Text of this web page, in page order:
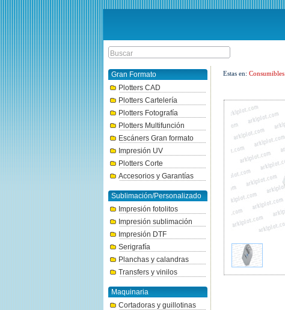
Gran Formato
Plotters CAD
Plotters Cartelería
Plotters Fotografía
Plotters Multifunción
Escáners Gran formato
Impresión UV
Plotters Corte
Accesorios y Garantías
Sublimación/Personalizado
Impresión fotolitos
Impresión sublimación
Impresión DTF
Serigrafía
Planchas y calandras
Transfers y vinilos
Maquinaria
Cortadoras y guillotinas
Estas en: Consumibles